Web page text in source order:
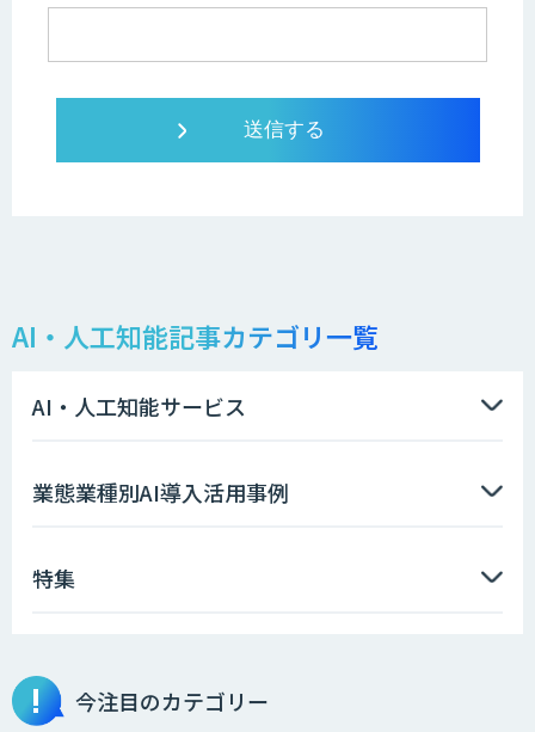
AI・人工知能記事カテゴリ一覧
AI・人工知能サービス
業態業種別AI導入活用事例
特集
今注目のカテゴリー